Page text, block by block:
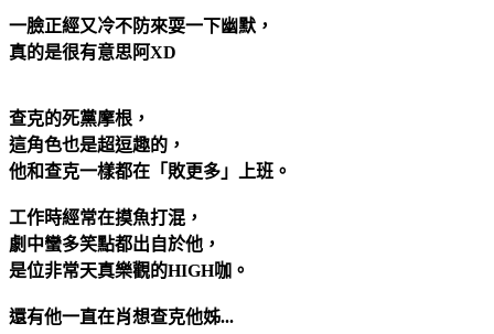
一臉正經又冷不防來耍一下幽默，
真的是很有意思阿XD
查克的死黨摩根，
這角色也是超逗趣的，
他和查克一樣都在「敗更多」上班。
工作時經常在摸魚打混，
劇中蠻多笑點都出自於他，
是位非常天真樂觀的HIGH咖。
還有他一直在肖想查克他姊...